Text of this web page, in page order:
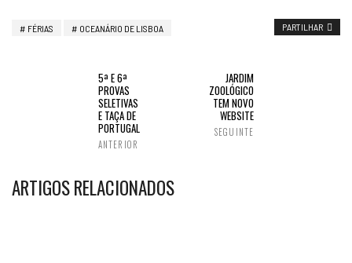
FÉRIAS OCEANÁRIO DE LISBOA PARTILHAR
5ª E 6ª
PROVAS
SELETIVAS
E TAÇA DE
PORTUGAL
ANTERIOR
JARDIM
ZOOLÓGICO
TEM NOVO
WEBSITE
SEGUINTE
ARTIGOS RELACIONADOS